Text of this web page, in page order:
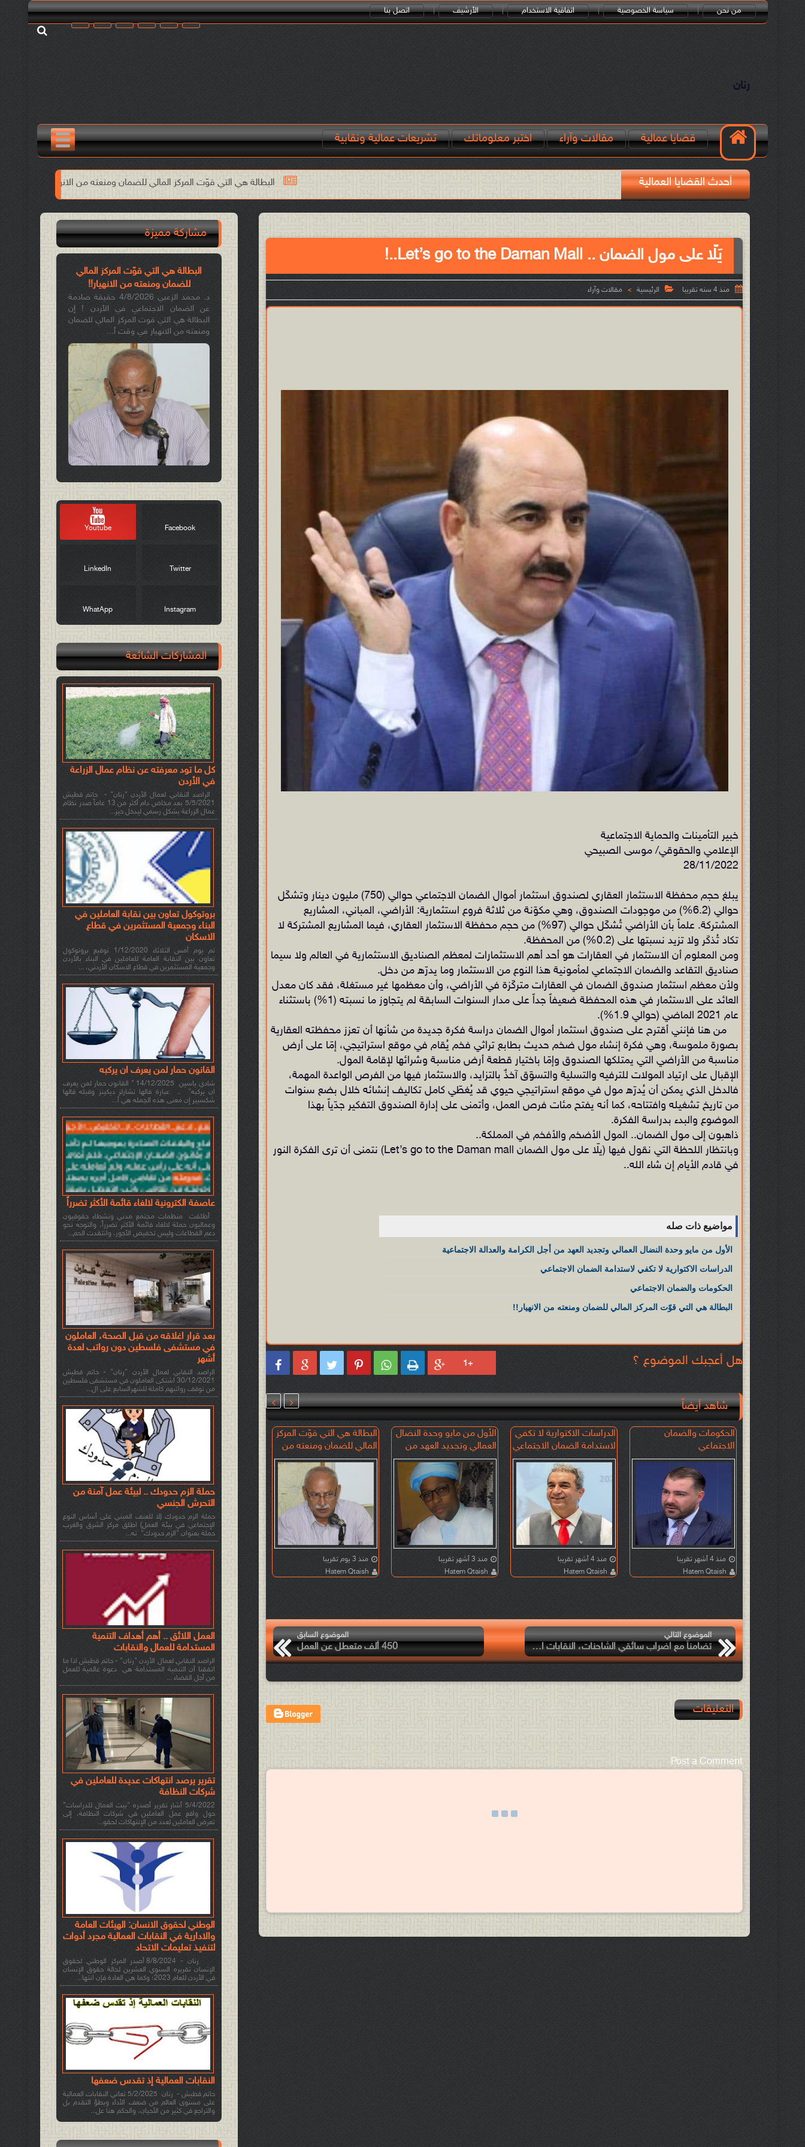
من نحن سياسة الخصوصية اتفاقية الاستخدام الأرشيف اتصل بنا
رنان
قضايا عمالية مقالات وآراء اختبر معلوماتك تشريعات عمالية ونقابية
أحدث القضايا العمالية البطالة هي التي قوّت المركز المالي للضمان ومنعته من الانهيار!! الأول من مايو وحدة
يَلّا على مول الضمان .. Let’s go to the Daman Mall..!
 منذ 4 سنه تقريبا  الرئيسية > مقالات وآراء
خبير التأمينات والحماية الاجتماعية
الإعلامي والحقوقي/ موسى الصبيحي
28/11/2022
يبلغ حجم محفظة الاستثمار العقاري لصندوق استثمار أموال الضمان الاجتماعي حوالي (750) مليون دينار وتشكّل
حوالي (6.2%) من موجودات الصندوق، وهي مكوّنة من ثلاثة فروع استثمارية: الأراضي، المباني، المشاريع
المشتركة. علماً بأن الأراضي تُشكّل حوالي (97%) من حجم محفظة الاستثمار العقاري، فيما المشاريع المشتركة لا
تكاد تُذكَر ولا تزيد نسبتها على (0.2%) من المحفظة.
ومن المعلوم أن الاستثمار في العقارات هو أحد أهم الاستثمارات لمعظم الصناديق الاستثمارية في العالم ولا سيما
صناديق التقاعد والضمان الاجتماعي لمأمونية هذا النوع من الاستثمار وما يدرّه من دخل.
ولأن معظم استثمار صندوق الضمان في العقارات متركّزة في الأراضي، وأن معظمها غير مستغلة، فقد كان معدل
العائد على الاستثمار في هذه المحفظة ضعيفاً جداً على مدار السنوات السابقة لم يتجاوز ما نسبته (1%) باستثناء
عام 2021 الماضي (حوالي 1.9%).
من هنا فإنني أقترح على صندوق استثمار أموال الضمان دراسة فكرة جديدة من شأنها أن تعزز محفظته العقارية
بصورة ملموسة، وهي فكرة إنشاء مول ضخم حديث بطابع تراثي فخم يُقام في موقع استراتيجي، إمّا على أرض
مناسبة من الأراضي التي يمتلكها الصندوق وإمّا باختيار قطعة أرض مناسبة وشرائها لإقامة المول.
الإقبال على ارتياد المولات للترفيه والتسلية والتسوّق آخذٌ بالتزايد، والاستثمار فيها من الفرص الواعدة المهمة،
فالدخل الذي يمكن أن يُدرّه مول في موقع استراتيجي حيوي قد يُغطّي كامل تكاليف إنشائه خلال بضع سنوات
من تاريخ تشغيله وافتتاحه، كما أنه يفتح مئات فرص العمل، وأتمنى على إدارة الصندوق التفكير جدّياً بهذا
الموضوع والبدء بدراسة الفكرة.
ذاهبون إلى مول الضمان.. المول الأضخم والأفخم في المملكة..
وبانتظار اللحظة التي نقول فيها (يلّا على مول الضمان Let’s go to the Daman mall) نتمنى أن ترى الفكرة النور
في قادم الأيام إن شاء الله..
مواضيع ذات صله
الأول من مايو وحدة النضال العمالي وتجديد العهد من أجل الكرامة والعدالة الاجتماعية
الدراسات الاكتوارية لا تكفي لاستدامة الضمان الاجتماعي
الحكومات والضمان الاجتماعي
البطالة هي التي قوّت المركز المالي للضمان ومنعته من الانهيار!!
هل أعجبك الموضوع ؟      
شاهد أيضاً
البطالة هي التي قوّت المركز
المالي للضمان ومنعته من
الانهيار!!
منذ 3 يوم تقريبا
Hatem Qtaish
الأول من مايو وحدة النضال
العمالي وتجديد العهد من
أجل الكرامة والعدالة
الاجتماعية
منذ 3 أشهر تقريبا
Hatem Qtaish
الدراسات الاكتوارية لا تكفي
لاستدامة الضمان الاجتماعي
منذ 4 أشهر تقريبا
Hatem Qtaish
الحكومات والضمان
الاجتماعي
منذ 4 أشهر تقريبا
Hatem Qtaish
 
الموضوع التالي
تضامناً مع اضراب سائقي الشاحنات، النقابات المستقلة تدعو الى مسيرة سلمية، واتحاد عمال الأردن يصفها بالفتنة وركوب الموجة
الموضوع السابق
450 ألف متعطل عن العمل
التعليقات
Post a Comment
مشاركة مميزة
البطالة هي التي قوّت المركز المالي
للضمان ومنعته من الانهيار!!
د. محمد الزعبي 4/8/2026 حقيقة صادمة
عن الضمان الاجتماعي في الأردن ! إن
البطالة هي التي قوت المركز المالي للضمان
ومنعته من الانهيار في وقت أ...
Facebook
Youtube
Twitter
LinkedIn
Instagram
WhatApp
المشاركات الشائعة
كل ما تود معرفته عن نظام عمال الزراعة
في الأردن
الراصد النقابي لعمال الأردن "رنان" - حاتم قطيش
5/5/2021 بعد مخاض دام أكثر من 13 عاماً صدر نظام
عمال الزراعة بشكل رسمي ليدخل حيز...
بروتوكول تعاون بين نقابة العاملين في
البناء وجمعية المستثمرين في قطاع
الاسكان
تم يوم أمس الثلاثاء 1/12/2020 توقيع بروتوكول
تعاون بين النقابة العامة للعاملين في البناء بالأردن
وجمعية المستثمرين في قطاع الاسكان الأردني، ...
القانون حمار لمن يعرف ان يركبه
شادي ياسين 14/12/2025 " القانون حمار لمن يعرف
ان يركبه" .. عبارة قالها تشارلز ديكينز وقبله قالها
شكسبير إن معنى هذه الجمله هي أ...
عاصفة الكترونية لالغاء قائمة الأكثر تضرراً
أطلقت منظمات مجتمع مدني ونشطاء حقوقيون
وعماليون حملة لالغاء قائمة الأكثر تضرراً، والتوجه نحو
دعم القطاعات وليس تخفيض الأجور، وانتقدت الحم...
بعد قرار اغلاقه من قبل الصحة، العاملون
في مستشفى فلسطين دون رواتب لعدة
أشهر
الراصد النقابي لعمال الأردن "رنان" - حاتم قطيش
30/12/2021 اشتكى العاملون في مستشفى فلسطين
من توقف رواتبهم كاملة للشهرالسابع على ال...
حملة الزم حدودك .. لبيئة عمل آمنة من
التحرش الجنسي
حملة الزم حدودك (لا للعنف المبني على أساس النوع
الإجتماعي في بيئة العمل) اطلق مركز الشرق والغرب
حملة بعنوان "الزم حدودك" ته...
العمل اللائق .. أهم أهداف التنمية
المستدامة للعمال والنقابات
الراصد النقابي لعمال الأردن "رنان" - حاتم قطيش اذا ما
اتفقنا أن التنمية المستدامة هي دعوة عالمية للعمل
من أجل القضاء ...
تقرير يرصد انتهاكات عديدة للعاملين في
شركات النظافة
5/4/2022 أشار تقرير أصدره "بيت العمال للدراسات"
حول واقع عمل العاملين في شركات النظافة، إلى
تعرض العاملين لعدد من الإنتهاكات لحقو...
الوطني لحقوق الانسان: الهيئات العامة
والادارية في النقابات العمالية مجرد أدوات
لتنفيذ تعليمات الاتحاد
رنان - 8/8/2024 أصدر المركز الوطني لحقوق
الإنسان تقريره السنوي العشرين لحالة حقوق الإنسان
في الأردن للعام 2023؛ وكما هي العادة فإن انتها...
النقابات العمالية إذ تقدس ضعفها
حاتم قطيش - رنان 5/2/2025 تعاني النقابات العمالية
على مستوى العالم من ضعف الأداء وبطؤ التقدم بل
والتراجع في كثير من الأحيان، والحكم هنا عل...